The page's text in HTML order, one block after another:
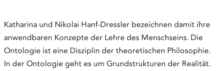
Katharina und Nikolai Hanf-Dressler bezeichnen damit ihre
anwendbaren Konzepte der Lehre des Menschseins. Die
Ontologie ist eine Disziplin der theoretischen Philosophie.
In der Ontologie geht es um Grundstrukturen der Realität.